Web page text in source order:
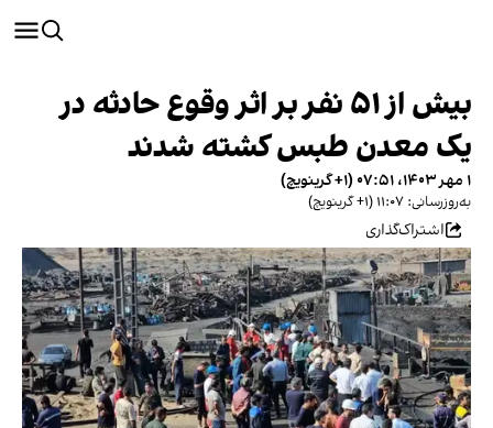
بیش از ۵۱ نفر بر اثر وقوع حادثه در
یک معدن طبس کشته شدند
۱ مهر ۱۴۰۳، ۰۷:۵۱ (‎+۱ گرینویچ)
به‌روزرسانی: ۱۱:۰۷ (‎+۱ گرینویچ)
اشتراک‌گذاری